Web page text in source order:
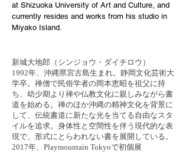
at Shizuoka University of Art and Culture, and
currently resides and works from his studio in
Miyako Island.
新城大地郎（シンジョウ・ダイチロウ）
1992年、沖縄県宮古島生まれ。静岡文化芸術大
学卒。禅僧で民俗学者の岡本恵昭を祖父に持
ち、幼少期より禅や仏教文化に親しみながら書
道を始める。禅のほか沖縄の精神文化を背景に
して、伝統書道に新たな光を当てる自由なスタ
イルを追求。身体性と空間性を伴う現代的な表
現で、形式にとらわれない書を展開している。
2017年、Playmountain Tokyoで初個展